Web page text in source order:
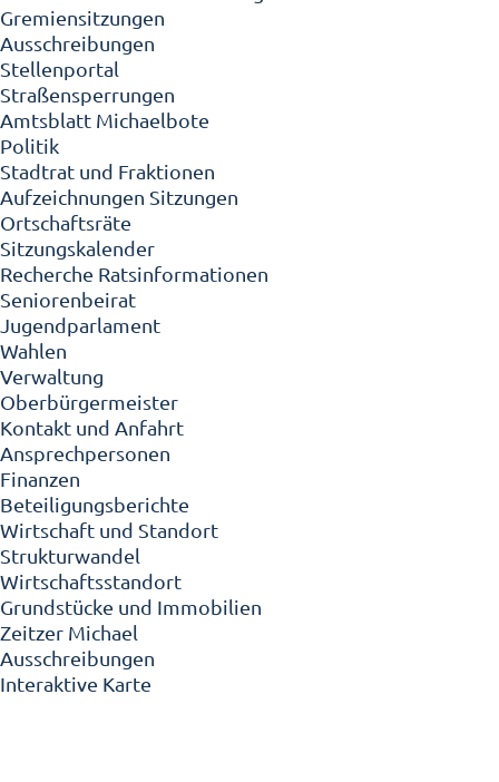
Gremiensitzungen
Ausschreibungen
Stellenportal
Straßensperrungen
Amtsblatt Michaelbote
Politik
Stadtrat und Fraktionen
Aufzeichnungen Sitzungen
Ortschaftsräte
Sitzungskalender
Recherche Ratsinformationen
Seniorenbeirat
Jugendparlament
Wahlen
Verwaltung
Oberbürgermeister
Kontakt und Anfahrt
Ansprechpersonen
Finanzen
Beteiligungsberichte
Wirtschaft und Standort
Strukturwandel
Wirtschaftsstandort
Grundstücke und Immobilien
Zeitzer Michael
Ausschreibungen
Interaktive Karte